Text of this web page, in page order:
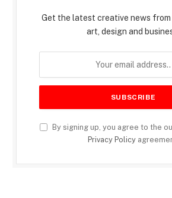
Get the latest creative news
art, design and
By signing up, you agree to the
Privacy Policy